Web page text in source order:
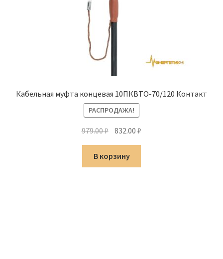
Кабельная муфта концевая 10ПКВТО-70/120 Контакт
РАСПРОДАЖА!
979.00₽ Первоначальная
цена
составляла
979.00 ₽.
832.00₽
В корзину